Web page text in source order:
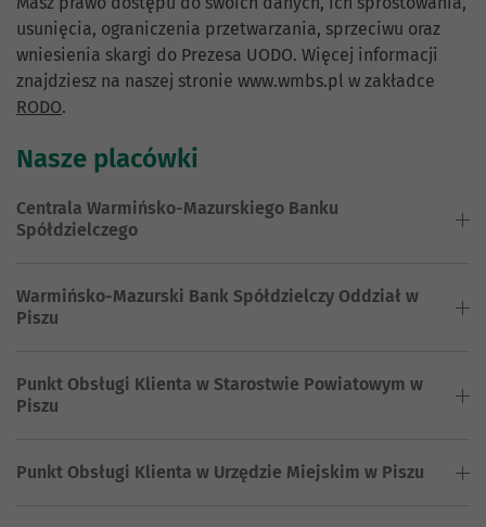
usunięcia, ograniczenia przetwarzania, sprzeciwu oraz
wniesienia skargi do Prezesa UODO. Więcej informacji
znajdziesz na naszej stronie www.wmbs.pl w zakładce
RODO.
Nasze placówki
Centrala Warmińsko-Mazurskiego Banku
Spółdzielczego
Warmińsko-Mazurski Bank Spółdzielczy Oddział w
Piszu
Punkt Obsługi Klienta w Starostwie Powiatowym w
Piszu
Punkt Obsługi Klienta w Urzędzie Miejskim w Piszu